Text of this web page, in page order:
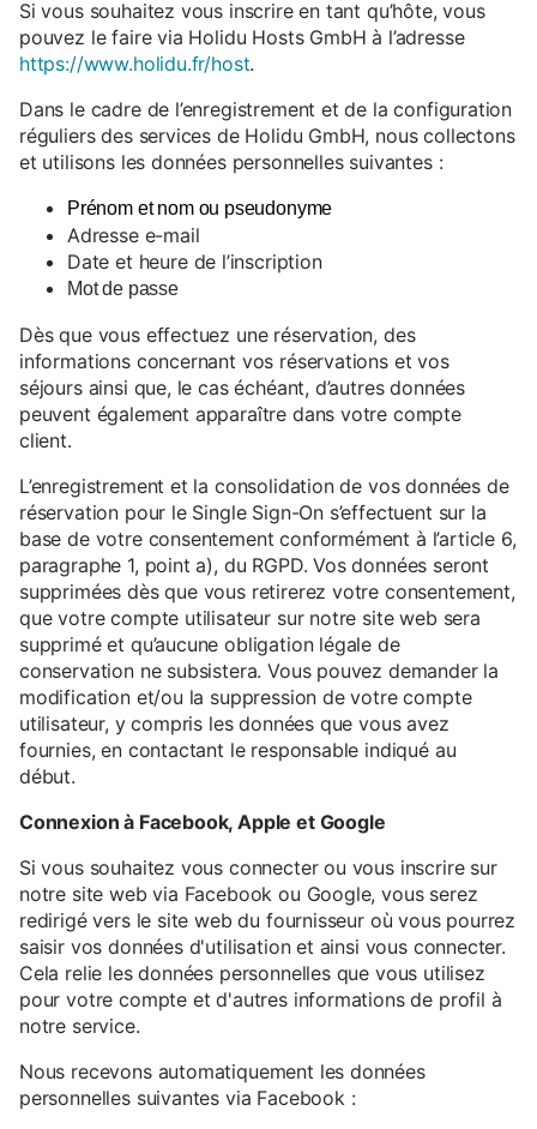
Si vous souhaitez vous inscrire en tant qu’hôte, vous
pouvez le faire via Holidu Hosts GmbH à l’adresse
https://www.holidu.fr/host.
Dans le cadre de l’enregistrement et de la configuration
réguliers des services de Holidu GmbH, nous collectons
et utilisons les données personnelles suivantes :
Prénom et nom ou pseudonyme
Adresse e-mail
Date et heure de l’inscription
Mot de passe
Dès que vous effectuez une réservation, des
informations concernant vos réservations et vos
séjours ainsi que, le cas échéant, d’autres données
peuvent également apparaître dans votre compte
client.
L’enregistrement et la consolidation de vos données de
réservation pour le Single Sign-On s’effectuent sur la
base de votre consentement conformément à l’article 6,
paragraphe 1, point a), du RGPD. Vos données seront
supprimées dès que vous retirerez votre consentement,
que votre compte utilisateur sur notre site web sera
supprimé et qu’aucune obligation légale de
conservation ne subsistera. Vous pouvez demander la
modification et/ou la suppression de votre compte
utilisateur, y compris les données que vous avez
fournies, en contactant le responsable indiqué au
début.
Connexion à Facebook, Apple et Google
Si vous souhaitez vous connecter ou vous inscrire sur
notre site web via Facebook ou Google, vous serez
redirigé vers le site web du fournisseur où vous pourrez
saisir vos données d'utilisation et ainsi vous connecter.
Cela relie les données personnelles que vous utilisez
pour votre compte et d'autres informations de profil à
notre service.
Nous recevons automatiquement les données
personnelles suivantes via Facebook :